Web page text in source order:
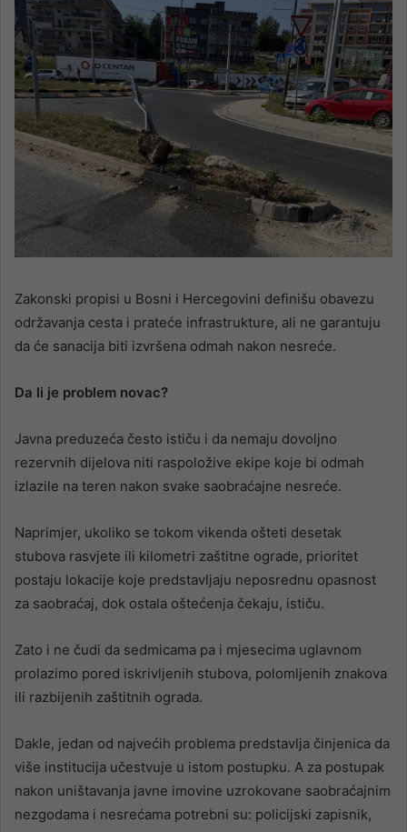
Zakonski propisi u Bosni i Hercegovini definišu obavezu
održavanja cesta i prateće infrastrukture, ali ne garantuju
da će sanacija biti izvršena odmah nakon nesreće.
Da li je problem novac?
Javna preduzeća često ističu i da nemaju dovoljno
rezervnih dijelova niti raspoložive ekipe koje bi odmah
izlazile na teren nakon svake saobraćajne nesreće.
Naprimjer, ukoliko se tokom vikenda ošteti desetak
stubova rasvjete ili kilometri zaštitne ograde, prioritet
postaju lokacije koje predstavljaju neposrednu opasnost
za saobraćaj, dok ostala oštećenja čekaju, ističu.
Zato i ne čudi da sedmicama pa i mjesecima uglavnom
prolazimo pored iskrivljenih stubova, polomljenih znakova
ili razbijenih zaštitnih ograda.
Dakle, jedan od najvećih problema predstavlja činjenica da
više institucija učestvuje u istom postupku. A za postupak
nakon uništavanja javne imovine uzrokovane saobraćajnim
nezgodama i nesrećama potrebni su: policijski zapisnik,